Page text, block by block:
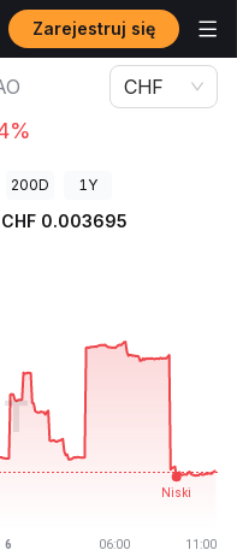
Zarejestruj się
MPDAO
CHF
200D 1Y
CHF 0.003695